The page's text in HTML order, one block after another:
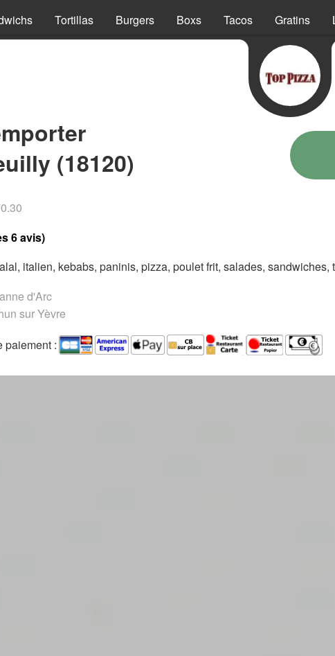
Tortillas Burgers Boxs Tacos Gratins
(18120)
6 avis)
italien, kebabs, paninis, pizza, poulet frit, salades, sandwiches,
d'Arc
sur Yèvre
paiement :